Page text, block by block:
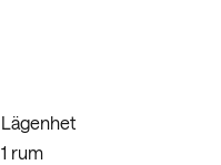
Lägenhet
1 rum